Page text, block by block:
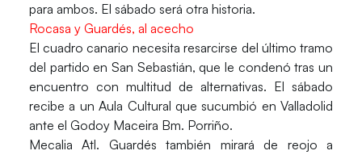
para ambos. El sábado será otra historia.
Rocasa y Guardés, al acecho
El cuadro canario necesita resarcirse del último tramo
del partido en San Sebastián, que le condenó tras un
encuentro con multitud de alternativas. El sábado
recibe a un Aula Cultural que sucumbió en Valladolid
ante el Godoy Maceira Bm. Porriño.
Mecalia Atl. Guardés también mirará de reojo a